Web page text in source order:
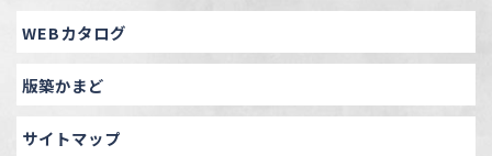
WEBカタログ
版築かまど
サイトマップ